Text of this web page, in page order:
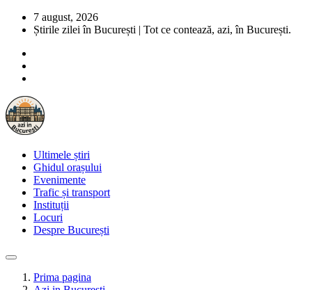
7 august, 2026
Știrile zilei în București | Tot ce contează, azi, în București.
Ultimele știri
Ghidul orașului
Evenimente
Trafic și transport
Instituții
Locuri
Despre București
Prima pagina